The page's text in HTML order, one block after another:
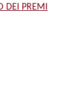
DEI PREMI